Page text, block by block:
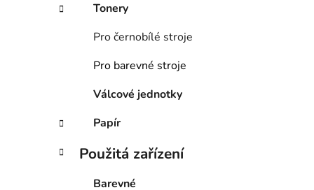
Tonery
Pro černobílé stroje
Pro barevné stroje
Válcové jednotky
Papír
Použitá zařízení
Barevné